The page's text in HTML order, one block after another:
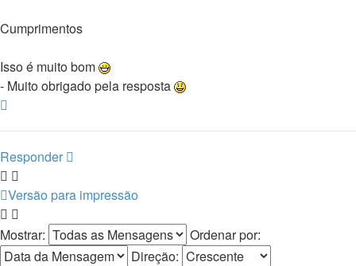
Cumprimentos
Isso é muito bom
- Muito obrigado pela resposta
Responder
Versão para impressão
Mostrar:
Ordenar por:
Direção: